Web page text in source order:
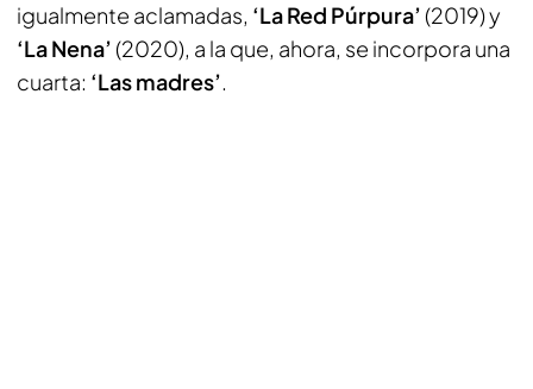
igualmente aclamadas, ‘La Red Púrpura’(2019) y
‘La Nena’(2020), a la que, ahora, se incorpora una
cuarta: ‘Las madres’.